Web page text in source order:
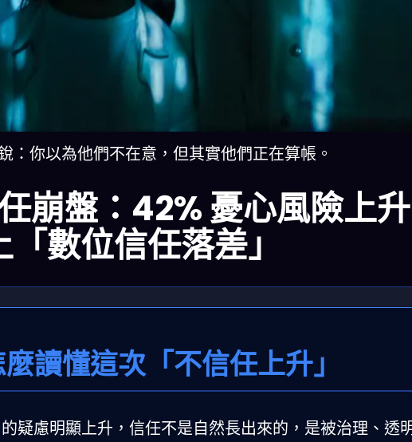
你以為他們不在意，但其實他們正在算帳。
崩盤：42% 憂心風險上
數位信任落差」
讀懂這次「不信任上升」
疑慮明顯上升，信任不是自然長出來的，是被治理、透